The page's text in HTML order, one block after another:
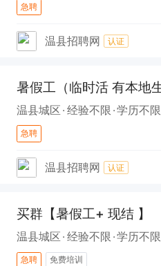
急聘
温县招聘网 认证
温县城区 经验不限 学历不限
急聘
温县招聘网 认证
买群【暑假工+ 现结 】
温县城区 经验不限 学历不限
急聘 免费培训